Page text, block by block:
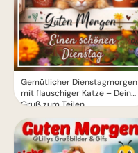
Gemütlicher Dienstagmorgen
mit flauschiger Katze – Dein
Gruß zum Teilen